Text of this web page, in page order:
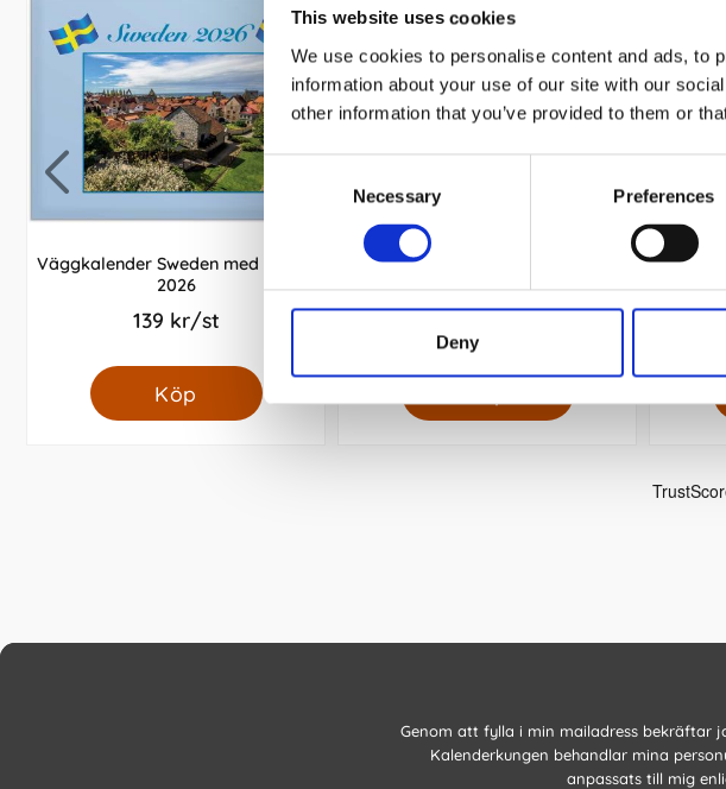
This website uses cookies
We use cookies to personalise content and ads, to
information about your use of our site with our
other information that you’ve provided to them or
Consent
Selection
Necessary Preferences
Deny
Väggkalender Sweden med kuvert
2026
139 kr/st
Köp
Liten Bordskalender Elegant 2026
49 kr/st
Genom att fylla i min mailadress bekräftar
Kalenderkungen behandlar mina
anpassats till mig